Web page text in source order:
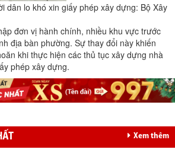
dân lo khó xin giấy phép xây dựng: Bộ Xây
đơn vị hành chính, nhiều khu vực trước
địa bàn phường. Sự thay đổi này khiến
khi thực hiện các thủ tục xây dựng nhà
phép xây dựng.
Xem thêm